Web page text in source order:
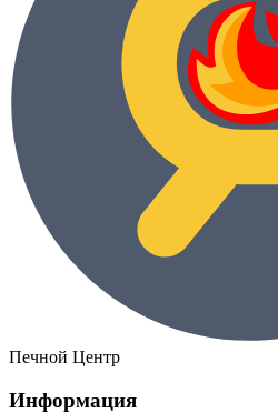
Печной Центр
Информация